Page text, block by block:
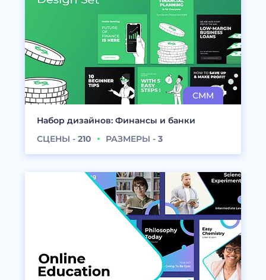
Набор дизайнов: Финансы и банки
СЦЕНЫ - 210 РАЗМЕРЫ - 3